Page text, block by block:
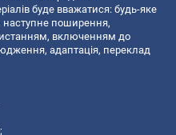
буде вважатися: будь-яке
наступне поширення,
включенням до
адаптація, переклад